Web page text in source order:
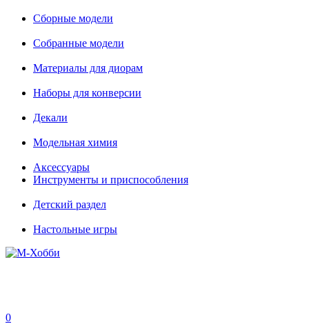
Сборные модели
Собранные модели
Материалы для диорам
Наборы для конверсии
Декали
Модельная химия
Аксессуары
Инструменты и приспособления
Детский раздел
Настольные игры
0